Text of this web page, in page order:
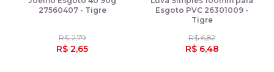
27560407 - Tigre
R$ 2,79
R$ 2,65
Esgoto PVC 26301009 -
Tigre
R$ 6,82
R$ 6,48